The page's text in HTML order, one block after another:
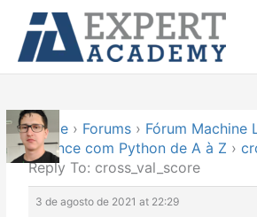
conteúdo
Home › Forums › Fórum Machine
Science com Python de A à Z ›
Reply To: cross_val_score
3 de agosto de 2021 at 22:29